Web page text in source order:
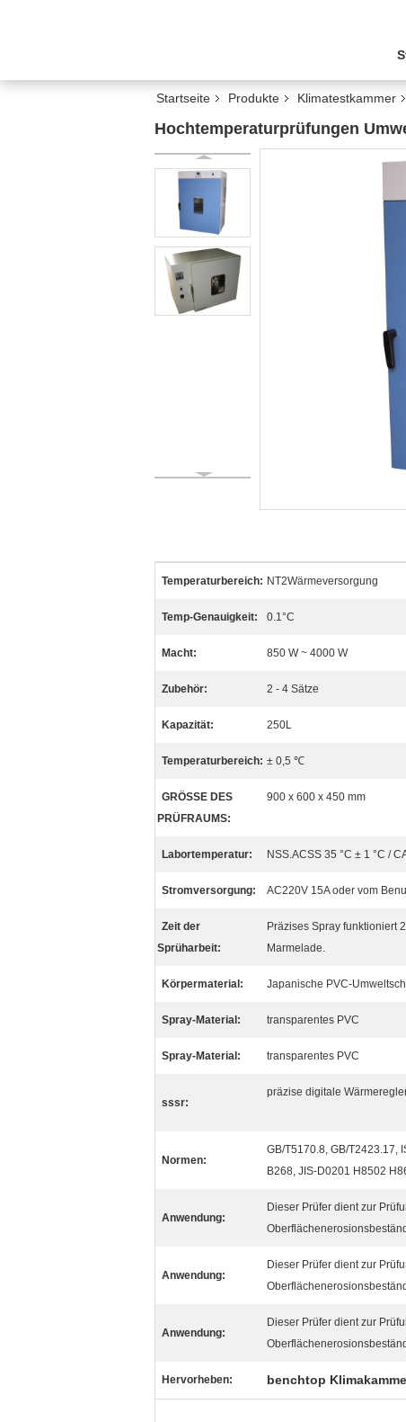
Startseite Produkte Klimatestkammer
Hochtemperaturprüfungen
Temperaturbereich: NT2Wärmeversorgung
Temp-Genauigkeit: 0.1°C
Macht: 850 W ~ 4000 W
Zubehör: 2 - 4 Sätze
Kapazität: 250L
Temperaturbereich: ± 0,5 ℃
GRÖSSE DES
PRÜFRAUMS:
900 x 600 x 450 mm
Labortemperatur: NSS.ACSS 35 °C ± 1 °C /
Stromversorgung: AC220V 15A oder vom
Zeit der
Sprüharbeit:
Präzises Spray funktioniert
Marmelade.
Körpermaterial: Japanische PVC-
Spray-Material: transparentes PVC
Spray-Material: transparentes PVC
sssr:
präzise digitale
Normen:
GB/T5170.8, GB/T2423.17,
B268, JIS-D0201 H8502
Anwendung:
Dieser Prüfer dient zur
Anwendung:
Dieser Prüfer dient zur
Anwendung:
Dieser Prüfer dient zur
Hervorheben: benchtop